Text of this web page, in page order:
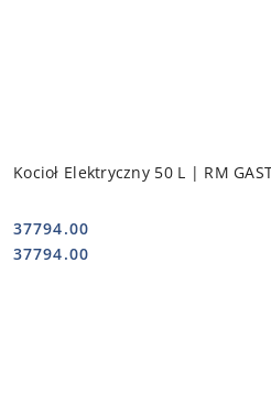
Kocioł Elektryczny 50 L | RM
Cena:
37794.00
Cena:
37794.00